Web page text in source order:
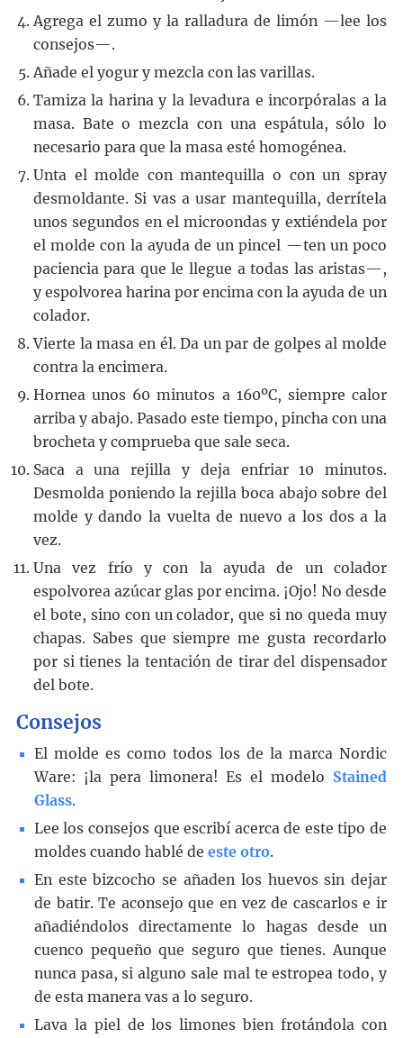
Agrega el zumo y la ralladura de limón —lee los
consejos—.
Añade el yogur y mezcla con las varillas.
Tamiza la harina y la levadura e incorpóralas a la
masa. Bate o mezcla con una espátula, sólo lo
necesario para que la masa esté homogénea.
Unta el molde con mantequilla o con un spray
desmoldante. Si vas a usar mantequilla, derrítela
unos segundos en el microondas y extiéndela por
el molde con la ayuda de un pincel —ten un poco
paciencia para que le llegue a todas las aristas—,
y espolvorea harina por encima con la ayuda de un
colador.
Vierte la masa en él. Da un par de golpes al molde
contra la encimera.
Hornea unos 60 minutos a 160ºC, siempre calor
arriba y abajo. Pasado este tiempo, pincha con una
brocheta y comprueba que sale seca.
Saca a una rejilla y deja enfriar 10 minutos.
Desmolda poniendo la rejilla boca abajo sobre del
molde y dando la vuelta de nuevo a los dos a la
vez.
Una vez frío y con la ayuda de un colador
espolvorea azúcar glas por encima. ¡Ojo! No desde
el bote, sino con un colador, que si no queda muy
chapas. Sabes que siempre me gusta recordarlo
por si tienes la tentación de tirar del dispensador
del bote.
Consejos
El molde es como todos los de la marca Nordic
Ware: ¡la pera limonera! Es el modelo Stained
Glass.
Lee los consejos que escribí acerca de este tipo de
moldes cuando hablé de este otro.
En este bizcocho se añaden los huevos sin dejar
de batir. Te aconsejo que en vez de cascarlos e ir
añadiéndolos directamente lo hagas desde un
cuenco pequeño que seguro que tienes. Aunque
nunca pasa, si alguno sale mal te estropea todo, y
de esta manera vas a lo seguro.
Lava la piel de los limones bien frotándola con